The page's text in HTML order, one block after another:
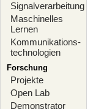
Signalverarbeitung
Maschinelles
Lernen
Kommunikations-
technologien
Forschung
Projekte
Open Lab
Demonstrator